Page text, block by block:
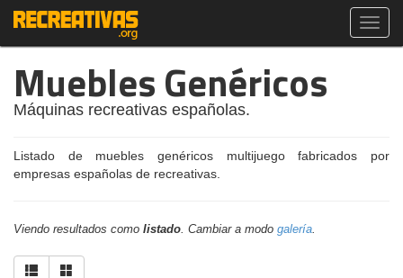
Muebles Genéricos
Máquinas recreativas españolas.
Listado de muebles genéricos multijuego fabricados por
empresas españolas de recreativas.
Viendo resultados como listado. Cambiar a modo galería.